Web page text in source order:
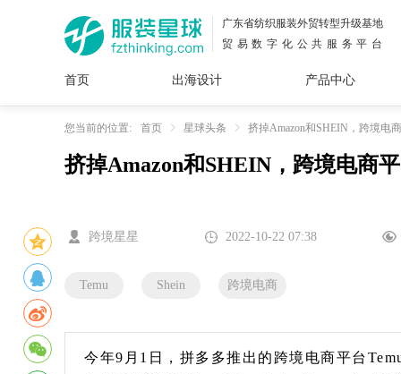
广东省纺织服装外贸转型升级基地
贸易数字化公共服务平台
首页 出海设计
面料
花型
插画
图案
服装
设计
产品中心
女装
内衣
男装
运动
服
童装
牛仔
服装
您当前的位置: 首页 星球头条 挤掉Amazon和SHEIN，跨境电
挤掉Amazon和SHEIN，跨境电商
跨境星星 2022-10-22 07:38
Temu Shein 跨境电商
今年9月1日，拼多多推出的跨境电商平台